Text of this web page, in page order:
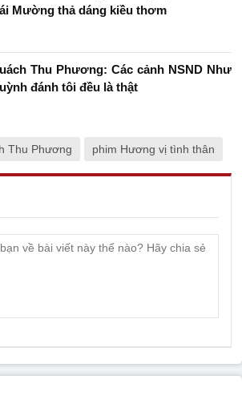
Mường thả dáng kiều thơm
Thu Phương: Các cảnh NSND Như
đánh tôi đều là thật
Thu Phương phim Hương vị tình thân